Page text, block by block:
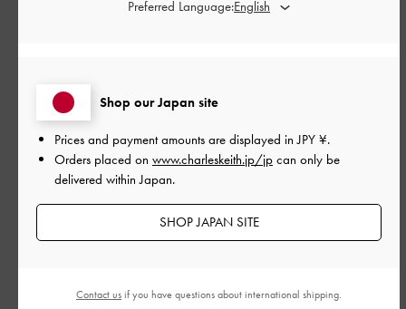
具なのもポイント高い。特に私が購入したホワイトは、季節問
わずどんなスタイルにも合いそうで、コスパよすぎる。
大きすぎず小さすぎずなサイズ感も気に入りました！！手持ち
部分も長めなので、長時間持ってても落ちてこずストレスゼロ
です！
その他（シューズ以外） |カラー:
とても良かった
Shop our Japan site
Prices and payment amounts are displayed inJPY ¥.
Orders placed on www.charleskeith.jp/jp can only be
delivered within Japan.
SHOP JAPAN SITE
Preferred Language:
Contact usif you have questions about international shipping.